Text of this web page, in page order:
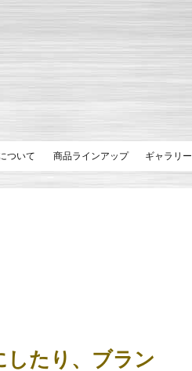
ついて 商品ラインアップ ギャラリー
たり、ブラン